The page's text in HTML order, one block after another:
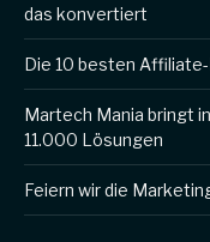
das konvertiert
Die 10 besten
Martech Mania bringt
11.000 Lösungen
Feiern wir die